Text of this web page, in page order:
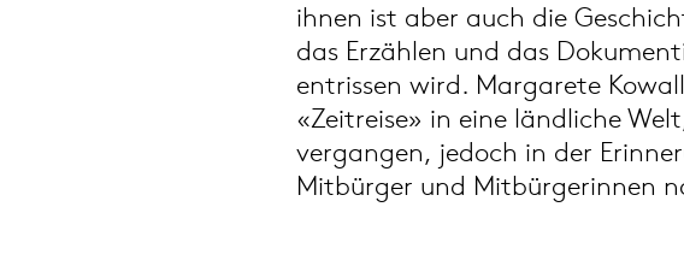
ihnen ist aber auch die
das Erzählen und das
entrissen wird. Margarete
«Zeitreise» in eine ländliche
vergangen, jedoch in der
Mitbürger und Mitbürgerinnen